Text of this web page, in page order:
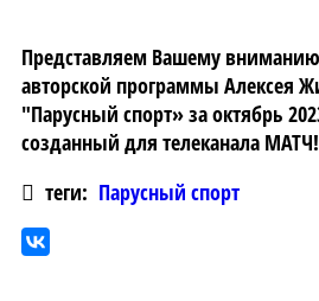
Представляем Вашему
авторской программы Алексея
"Парусный спорт» за октябрь
созданный для телеканала
теги: Парусный спорт